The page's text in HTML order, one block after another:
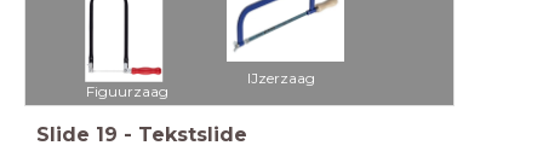
Figuurzaag
IJzerzaag
Slide 19 - Tekstslide